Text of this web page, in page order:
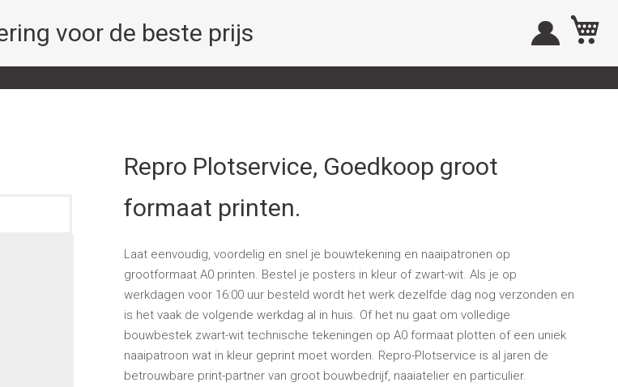
voor de beste prijs
Repro Plotservice, Goedkoop groot
formaat printen.
Laat eenvoudig, voordelig en snel je bouwtekening en naaipatronen op
grootformaat A0 printen. Bestel je posters in kleur of zwart-wit. Als je op
werkdagen voor 16:00 uur besteld wordt het werk dezelfde dag nog verzonden en
is het vaak de volgende werkdag al in huis. Of het nu gaat om volledige
bouwbestek zwart-wit technische tekeningen op A0 formaat plotten of een uniek
naaipatroon wat in kleur geprint moet worden. Repro-Plotservice is al jaren de
betrouwbare print-partner van groot bouwbedrijf, naaiatelier en particulier.